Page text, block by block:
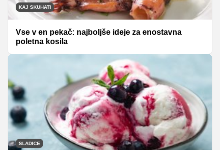
KAJ SKUHATI
Vse v en pekač: najboljše ideje za enostavna
poletna kosila
SLADICE